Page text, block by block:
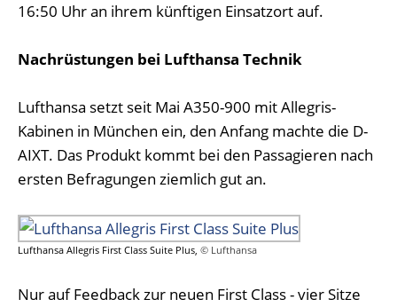
16:50 Uhr an ihrem künftigen Einsatzort auf.
Nachrüstungen bei Lufthansa Technik
Lufthansa setzt seit Mai A350-900 mit Allegris-
Kabinen in München ein, den Anfang machte die D-
AIXT. Das Produkt kommt bei den Passagieren nach
ersten Befragungen ziemlich gut an.
Lufthansa Allegris First Class Suite Plus, © Lufthansa
Nur auf Feedback zur neuen First Class - vier Sitze